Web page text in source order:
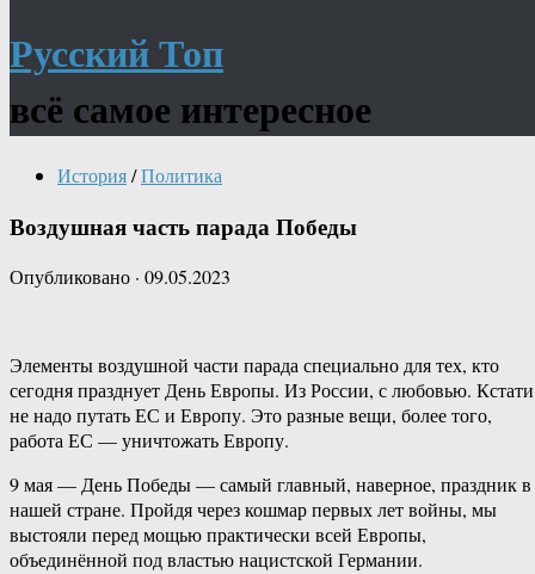
Русский Топ
всё самое интересное
История/Политика
Воздушная часть парада Победы
Опубликовано · 09.05.2023
Элементы воздушной части парада специально для тех, кто
сегодня празднует День Европы. Из России, с любовью.
не надо путать ЕС и Европу. Это разные вещи, более того,
работа ЕС — уничтожать Европу.
9 мая — День Победы — самый главный, наверное, праздник в
нашей стране. Пройдя через кошмар первых лет войны, мы
выстояли перед мощью практически всей Европы,
объединённой под властью нацистской Германии.